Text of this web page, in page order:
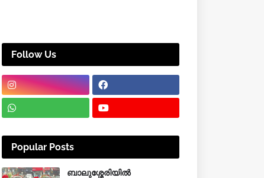
Follow Us
Popular Posts
ബാലുശ്ശേരിയിൽ